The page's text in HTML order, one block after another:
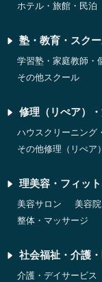
ホテル・旅館・民泊
塾・教育・スク
学習塾・家庭教師・
その他スクール
修理（リぺア）
ハウスクリーニング
その他修理（リぺア）
理美容・フィッ
美容サロン 美容
整体・マッサージ
社会福祉・介護
介護・デイサービス